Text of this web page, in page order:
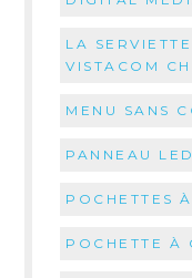
LA
VISTACOM
MENU SANS
PANNEAU LED
POCHETTES
POCHETTE À